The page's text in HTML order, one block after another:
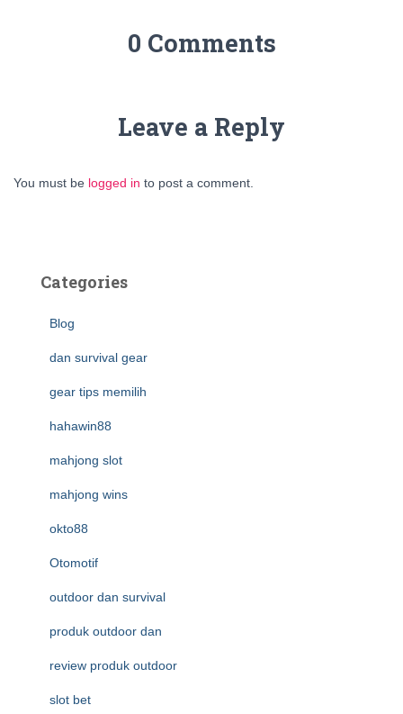
0 Comments
Leave a Reply
You must be logged in to post a comment.
Categories
Blog
dan survival gear
gear tips memilih
hahawin88
mahjong slot
mahjong wins
okto88
Otomotif
outdoor dan survival
produk outdoor dan
review produk outdoor
slot bet